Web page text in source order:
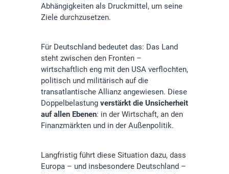
Abhängigkeiten als Druckmittel, um seine
Ziele durchzusetzen.
Für Deutschland bedeutet das: Das Land
steht zwischen den Fronten –
wirtschaftlich eng mit den USA verflochten,
politisch und militärisch auf die
transatlantische Allianz angewiesen. Diese
Doppelbelastung verstärkt die Unsicherheit
auf allen Ebenen: in der Wirtschaft, an den
Finanzmärkten und in der Außenpolitik.
Langfristig führt diese Situation dazu, dass
Europa – und insbesondere Deutschland –